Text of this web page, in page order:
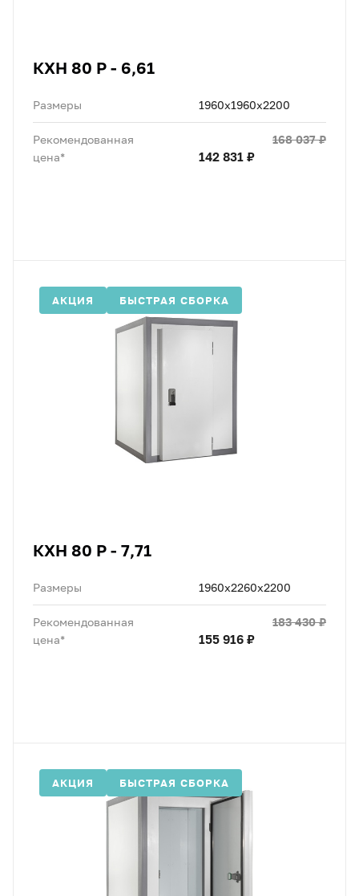
КХН 80 Р - 6,61
Размеры 1960х1960х2200
Рекомендованная
цена*
168 037 ₽
142 831 ₽
АКЦИЯ БЫСТРАЯ СБОРКА
КХН 80 Р - 7,71
Размеры 1960х2260х2200
Рекомендованная
цена*
183 430 ₽
155 916 ₽
АКЦИЯ БЫСТРАЯ СБОРКА